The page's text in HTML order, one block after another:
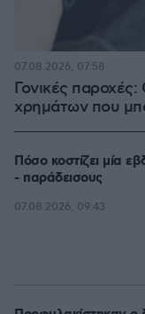
Γονικές
χρημάτων που
07.08.2026, 07:58
Πόσο κοστίζει μία
- παράδεισους
07.08.2026, 09:43